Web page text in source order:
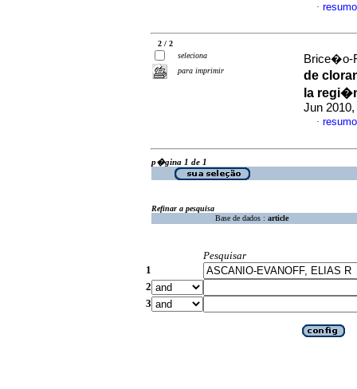
·
2 / 2
seleciona
para imprimir
Brice�o-
de
la
Jun
·
p�gina 1 de 1
Refinar a pesquisa
Base de dados : article
Pesquisar
1
2
3